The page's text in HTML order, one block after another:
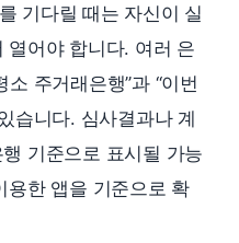
기다릴 때는 자신이 실
열어야 합니다. 여러 은
주거래은행”과 “이번
습니다. 심사결과나 계
기준으로 표시될 가능
용한 앱을 기준으로 확